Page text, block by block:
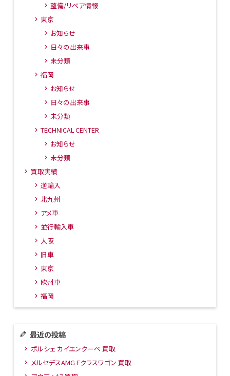
整備/リペア情報
東京
お知らせ
日々の出来事
未分類
福岡
お知らせ
日々の出来事
未分類
TECHNICAL CENTER
お知らせ
未分類
買取実績
逆輸入
北九州
アメ車
並行輸入車
大阪
旧車
東京
欧州車
福岡
最近の投稿
ポルシェ カイエンクーペ 買取
メルセデスAMG Eクラスワゴン 買取